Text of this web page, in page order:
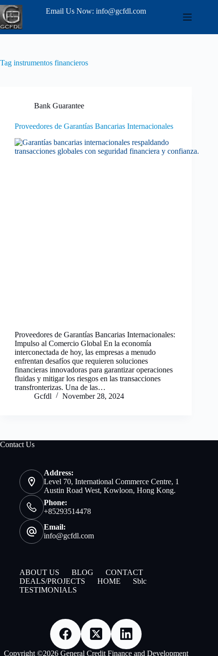
Email Us Now: info@gcfdl.com
Tag instrumentos financieros
Bank Guarantee
Proveedores de Garantías Bancarias Internacionales
Proveedores de Garantías Bancarias Internacionales:
Impulso al Comercio Global En la economía
interconectada de hoy, las empresas a menudo
enfrentan desafíos que requieren soluciones
financieras innovadoras para garantizar operaciones
fluidas y mitigar los riesgos en las transacciones
transfronterizas. Una de las…
Gcfdl
November 28, 2024
Contact Us
Address:
Level 70, International Commerce Centre, 1
Austin Road West, Kowloon, Hong Kong.
Phone:
+85293514478
Email:
info@gcfdl.com
ABOUT US BLOG
CONTACT
DEALS/PROJECTS
HOME
Sblc
TESTIMONIALS
Copyright ©2026 General Credit Finance and Development